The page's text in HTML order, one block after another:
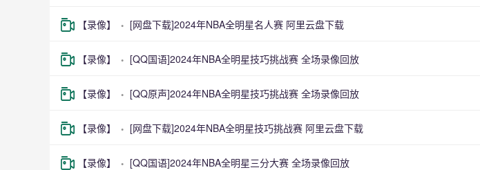
【录像】 [网盘下载]2024年NBA全明星名人赛 阿里云盘下载
【录像】 [QQ国语]2024年NBA全明星技巧挑战赛 全场录像回放
【录像】 [QQ原声]2024年NBA全明星技巧挑战赛 全场录像回放
【录像】 [网盘下载]2024年NBA全明星技巧挑战赛 阿里云盘下载
【录像】 [QQ国语]2024年NBA全明星三分大赛 全场录像回放